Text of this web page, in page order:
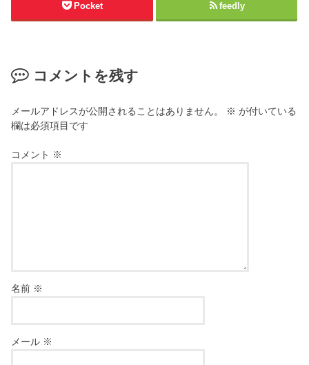
Pocket feedly
コメントを残す
メールアドレスが公開されることはありません。 ※ が付いている
欄は必須項目です
コメント ※
名前 ※
メール ※